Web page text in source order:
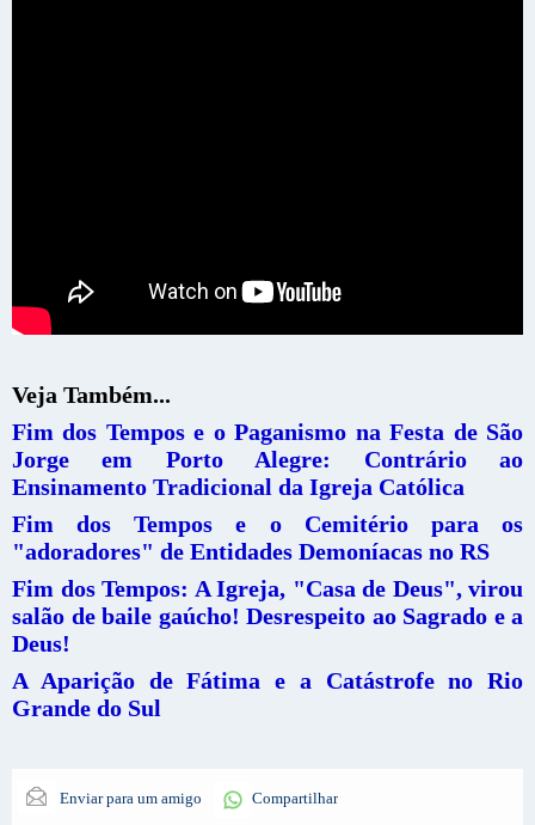
Veja Também...
Fim dos Tempos e o Paganismo na Festa de São
Jorge em Porto Alegre: Contrário ao
Ensinamento Tradicional da Igreja Católica
Fim dos Tempos e o Cemitério para os
"adoradores" de Entidades Demoníacas no RS
Fim dos Tempos: A Igreja, "Casa de Deus", virou
salão de baile gaúcho! Desrespeito ao Sagrado e a
Deus!
A Aparição de Fátima e a Catástrofe no Rio
Grande do Sul
Enviar para um amigo Compartilhar